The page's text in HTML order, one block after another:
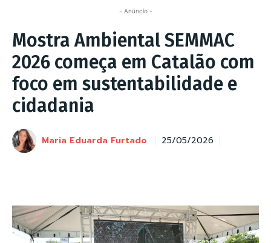
- Anúncio -
Mostra Ambiental SEMMAC
2026 começa em Catalão com
foco em sustentabilidade e
cidadania
Maria Eduarda Furtado 25/05/2026